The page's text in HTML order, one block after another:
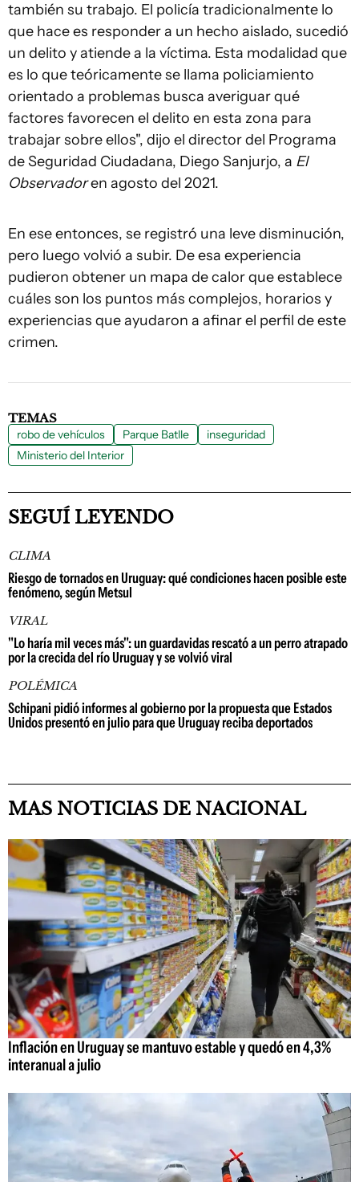
también su trabajo. El policía tradicionalmente lo
que hace es responder a un hecho aislado, sucedió
un delito y atiende a la víctima. Esta modalidad que
es lo que teóricamente se llama policiamiento
orientado a problemas busca averiguar qué
factores favorecen el delito en esta zona para
trabajar sobre ellos", dijo el director del Programa
de Seguridad Ciudadana, Diego Sanjurjo, a El
Observadoren agosto del 2021.
En ese entonces, se registró una leve disminución,
pero luego volvió a subir. De esa experiencia
pudieron obtener un mapa de calor que establece
cuáles son los puntos más complejos, horarios y
experiencias que ayudaron a afinar el perfil de este
crimen.
TEMAS
robo de vehículos Parque Batlle
inseguridad
Ministerio del Interior
SEGUÍ LEYENDO
CLIMA
Riesgo de tornados en Uruguay: qué condiciones hacen posible este
fenómeno, según Metsul
VIRAL
"Lo haría mil veces más": un guardavidas rescató a un perro atrapado
por la crecida del río Uruguay y se volvió viral
POLÉMICA
Schipani pidió informes al gobierno por la propuesta que Estados
Unidos presentó en julio para que Uruguay reciba deportados
MAS NOTICIAS DE NACIONAL
Inflación en Uruguay se mantuvo estable y quedó en 4,3%
interanual a julio